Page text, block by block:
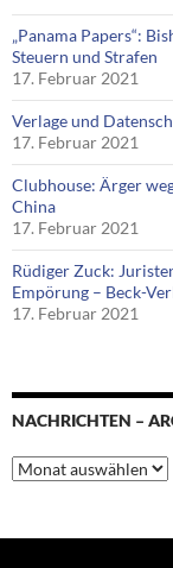
„Panama Papers“:
Steuern und Strafen
17. Februar 2021
Verlage und
17. Februar 2021
Clubhouse: Ärger
China
17. Februar 2021
Rüdiger Zuck:
Empörung – Beck-
17. Februar 2021
NACHRICHTEN –
Nachrichten
–